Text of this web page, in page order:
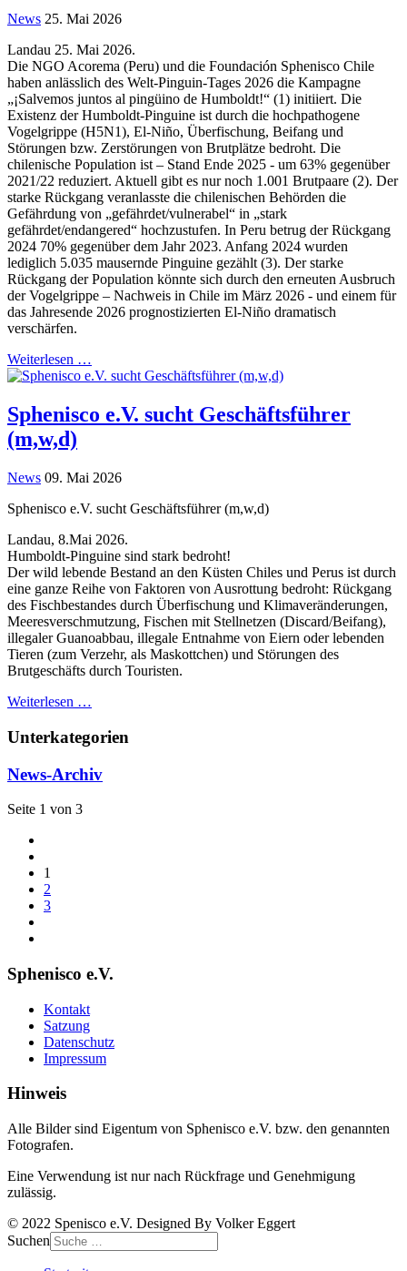
News 25. Mai 2026
Landau 25. Mai 2026.
Die NGO Acorema (Peru) und die Foundación Sphenisco Chile
haben anlässlich des Welt-Pinguin-Tages 2026 die Kampagne
„¡Salvemos juntos al pingüino de Humboldt!“ (1) initiiert. Die
Existenz der Humboldt-Pinguine ist durch die hochpathogene
Vogelgrippe (H5N1), El-Niño, Überfischung, Beifang und
Störungen bzw. Zerstörungen von Brutplätze bedroht. Die
chilenische Population ist – Stand Ende 2025 - um 63% gegenüber
2021/22 reduziert. Aktuell gibt es nur noch 1.001 Brutpaare (2). Der
starke Rückgang veranlasste die chilenischen Behörden die
Gefährdung von „gefährdet/vulnerabel“ in „stark
gefährdet/endangered“ hochzustufen. In Peru betrug der Rückgang
2024 70% gegenüber dem Jahr 2023. Anfang 2024 wurden
lediglich 5.035 mausernde Pinguine gezählt (3). Der starke
Rückgang der Population könnte sich durch den erneuten Ausbruch
der Vogelgrippe – Nachweis in Chile im März 2026 - und einem für
das Jahresende 2026 prognostizierten El-Niño dramatisch
verschärfen.
Weiterlesen …
Sphenisco e.V. sucht Geschäftsführer
(m,w,d)
News 09. Mai 2026
Sphenisco e.V. sucht Geschäftsführer (m,w,d)
Landau, 8.Mai 2026.
Humboldt-Pinguine sind stark bedroht!
Der wild lebende Bestand an den Küsten Chiles und Perus ist durch
eine ganze Reihe von Faktoren von Ausrottung bedroht: Rückgang
des Fischbestandes durch Überfischung und Klimaveränderungen,
Meeresverschmutzung, Fischen mit Stellnetzen (Discard/Beifang),
illegaler Guanoabbau, illegale Entnahme von Eiern oder lebenden
Tieren (zum Verzehr, als Maskottchen) und Störungen des
Brutgeschäfts durch Touristen.
Weiterlesen …
Unterkategorien
News-Archiv
Seite 1 von 3
1
2
3
Sphenisco e.V.
Kontakt
Satzung
Datenschutz
Impressum
Hinweis
Alle Bilder sind Eigentum von Sphenisco e.V. bzw. den genannten
Fotografen.
Eine Verwendung ist nur nach Rückfrage und Genehmigung
zulässig.
© 2022 Spenisco e.V. Designed By Volker Eggert
Suchen